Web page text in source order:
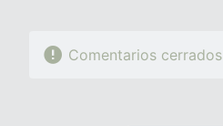
Comentarios cerrados